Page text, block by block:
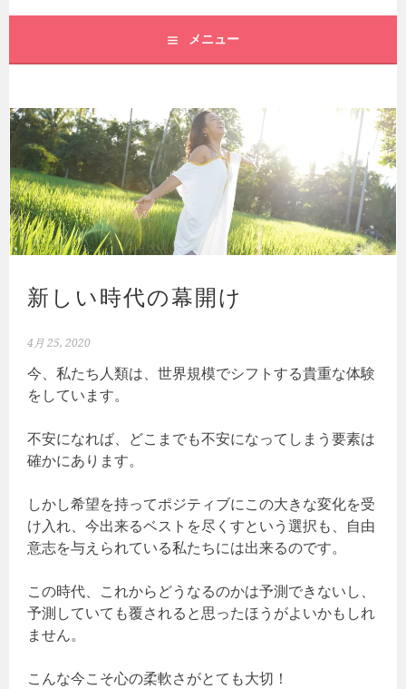
メニュー
新しい時代の幕開け
4月 25, 2020
今、私たち人類は、世界規模でシフトする貴重な体験
をしています。
不安になれば、どこまでも不安になってしまう要素は
確かにあります。
しかし希望を持ってポジティブにこの大きな変化を受
け入れ、今出来るベストを尽くすという選択も、自由
意志を与えられている私たちには出来るのです。
この時代、これからどうなるのかは予測できないし、
予測していても覆されると思ったほうがよいかもしれ
ません。
こんな今こそ心の柔軟さがとても大切！